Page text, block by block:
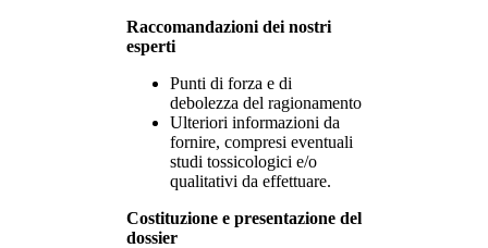
Raccomandazioni dei nostri
esperti
Punti di forza e di
debolezza del ragionamento
Ulteriori informazioni da
fornire, compresi eventuali
studi tossicologici e/o
qualitativi da effettuare.
Costituzione e presentazione del
dossier